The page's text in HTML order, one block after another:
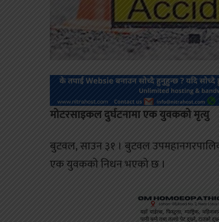
मोटरसाइकल दुर्घटनामा एक युवकको मृत्यु
बुटवल, साउन ३१ । बुटवल
एक युवकको निधन भएको छ ।